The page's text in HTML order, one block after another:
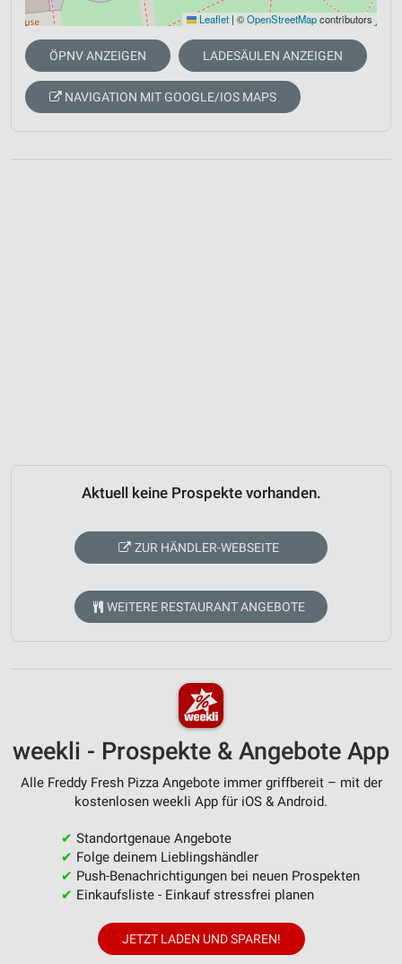
Leaflet | ©OpenStreetMapcontributors
ÖPNV ANZEIGEN LADESÄULEN ANZEIGEN
NAVIGATION MIT GOOGLE/IOS MAPS
Aktuell keine Prospekte vorhanden.
ZUR HÄNDLER-WEBSEITE
WEITERE RESTAURANT ANGEBOTE
weekli - Prospekte & Angebote App
Alle Freddy Fresh Pizza Angebote immer griffbereit – mit der
kostenlosen weekli App für iOS & Android.
✔ Standortgenaue Angebote
✔ Folge deinem Lieblingshändler
✔ Push-Benachrichtigungen bei neuen Prospekten
✔ Einkaufsliste - Einkauf stressfrei planen
JETZT LADEN UND SPAREN!